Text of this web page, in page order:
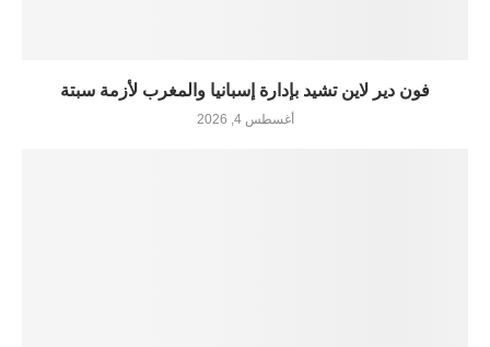
فون دير لاين تشيد بإدارة إسبانيا والمغرب لأزمة سبتة
أغسطس 4, 2026